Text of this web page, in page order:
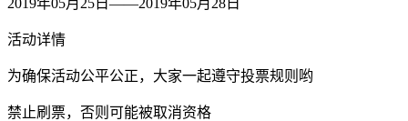
活动详情
为确保活动公平公正，大家一起遵守投票规则哟
禁止刷票，否则可能被取消资格